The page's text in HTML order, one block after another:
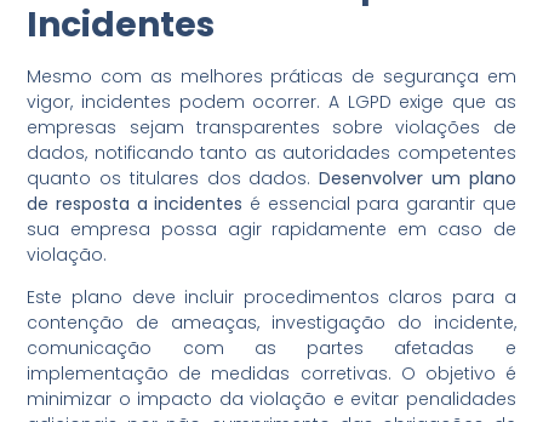
Incidentes
Mesmo com as melhores práticas de segurança em
vigor, incidentes podem ocorrer. A LGPD exige que as
empresas sejam transparentes sobre violações de
dados, notificando tanto as autoridades competentes
quanto os titulares dos dados.Desenvolver um plano
de resposta a incidentes é essencial para garantir que
sua empresa possa agir rapidamente em caso de
violação.
Este plano deve incluir procedimentos claros para a
contenção de ameaças, investigação do incidente,
comunicação com as partes afetadas e
implementação de medidas corretivas. O objetivo é
minimizar o impacto da violação e evitar penalidades